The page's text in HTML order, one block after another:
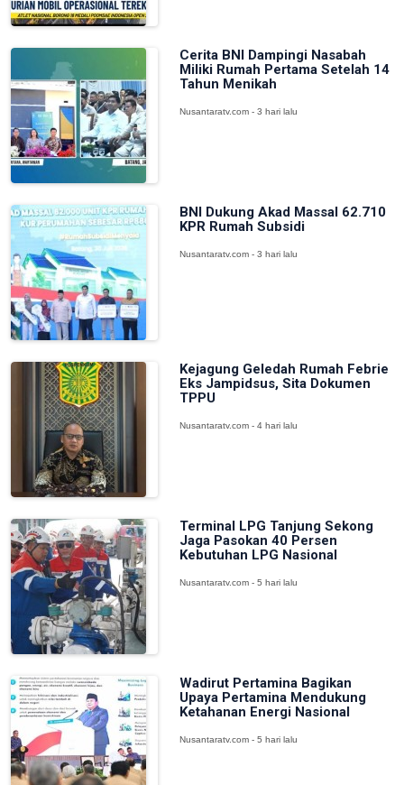
Cerita BNI Dampingi Nasabah
Miliki Rumah Pertama Setelah 14
Tahun Menikah
Nusantaratv.com - 3 hari lalu
BNI Dukung Akad Massal 62.710
KPR Rumah Subsidi
Nusantaratv.com - 3 hari lalu
Kejagung Geledah Rumah Febrie
Eks Jampidsus, Sita Dokumen
TPPU
Nusantaratv.com - 4 hari lalu
Terminal LPG Tanjung Sekong
Jaga Pasokan 40 Persen
Kebutuhan LPG Nasional
Nusantaratv.com - 5 hari lalu
Wadirut Pertamina Bagikan
Upaya Pertamina Mendukung
Ketahanan Energi Nasional
Nusantaratv.com - 5 hari lalu